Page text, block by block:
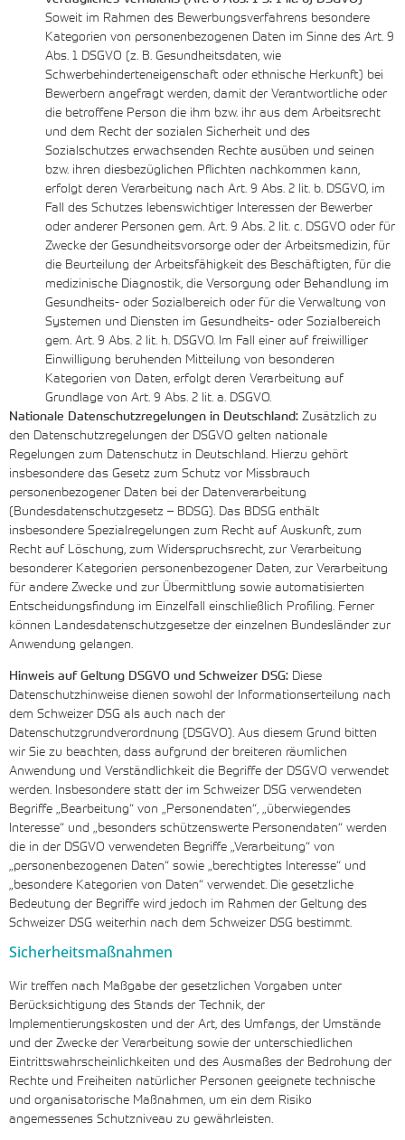
Soweit im Rahmen des Bewerbungsverfahrens besondere
Kategorien von personenbezogenen Daten im Sinne des Art. 9
Abs. 1 DSGVO (z. B. Gesundheitsdaten, wie
Schwerbehinderteneigenschaft oder ethnische Herkunft) bei
Bewerbern angefragt werden, damit der Verantwortliche oder
die betroffene Person die ihm bzw. ihr aus dem Arbeitsrecht
und dem Recht der sozialen Sicherheit und des
Sozialschutzes erwachsenden Rechte ausüben und seinen
bzw. ihren diesbezüglichen Pflichten nachkommen kann,
erfolgt deren Verarbeitung nach Art. 9 Abs. 2 lit. b. DSGVO, im
Fall des Schutzes lebenswichtiger Interessen der Bewerber
oder anderer Personen gem. Art. 9 Abs. 2 lit. c. DSGVO oder für
Zwecke der Gesundheitsvorsorge oder der Arbeitsmedizin, für
die Beurteilung der Arbeitsfähigkeit des Beschäftigten, für die
medizinische Diagnostik, die Versorgung oder Behandlung im
Gesundheits- oder Sozialbereich oder für die Verwaltung von
Systemen und Diensten im Gesundheits- oder Sozialbereich
gem. Art. 9 Abs. 2 lit. h. DSGVO. Im Fall einer auf freiwilliger
Einwilligung beruhenden Mitteilung von besonderen
Kategorien von Daten, erfolgt deren Verarbeitung auf
Grundlage von Art. 9 Abs. 2 lit. a. DSGVO.
Nationale Datenschutzregelungen in Deutschland: Zusätzlich zu
den Datenschutzregelungen der DSGVO gelten nationale
Regelungen zum Datenschutz in Deutschland. Hierzu gehört
insbesondere das Gesetz zum Schutz vor Missbrauch
personenbezogener Daten bei der Datenverarbeitung
(Bundesdatenschutzgesetz – BDSG). Das BDSG enthält
insbesondere Spezialregelungen zum Recht auf Auskunft, zum
Recht auf Löschung, zum Widerspruchsrecht, zur Verarbeitung
besonderer Kategorien personenbezogener Daten, zur Verarbeitung
für andere Zwecke und zur Übermittlung sowie automatisierten
Entscheidungsfindung im Einzelfall einschließlich Profiling. Ferner
können Landesdatenschutzgesetze der einzelnen Bundesländer zur
Anwendung gelangen.
Hinweis auf Geltung DSGVO und Schweizer DSG: Diese
Datenschutzhinweise dienen sowohl der Informationserteilung nach
dem Schweizer DSG als auch nach der
Datenschutzgrundverordnung (DSGVO). Aus diesem Grund bitten
wir Sie zu beachten, dass aufgrund der breiteren räumlichen
Anwendung und Verständlichkeit die Begriffe der DSGVO verwendet
werden. Insbesondere statt der im Schweizer DSG verwendeten
Begriffe „Bearbeitung“ von „Personendaten“, „überwiegendes
Interesse“ und „besonders schützenswerte Personendaten“ werden
die in der DSGVO verwendeten Begriffe „Verarbeitung“ von
„personenbezogenen Daten“ sowie „berechtigtes Interesse“ und
„besondere Kategorien von Daten“ verwendet. Die gesetzliche
Bedeutung der Begriffe wird jedoch im Rahmen der Geltung des
Schweizer DSG weiterhin nach dem Schweizer DSG bestimmt.
Sicherheitsmaßnahmen
Wir treffen nach Maßgabe der gesetzlichen Vorgaben unter
Berücksichtigung des Stands der Technik, der
Implementierungskosten und der Art, des Umfangs, der Umstände
und der Zwecke der Verarbeitung sowie der unterschiedlichen
Eintrittswahrscheinlichkeiten und des Ausmaßes der Bedrohung der
Rechte und Freiheiten natürlicher Personen geeignete technische
und organisatorische Maßnahmen, um ein dem Risiko
angemessenes Schutzniveau zu gewährleisten.